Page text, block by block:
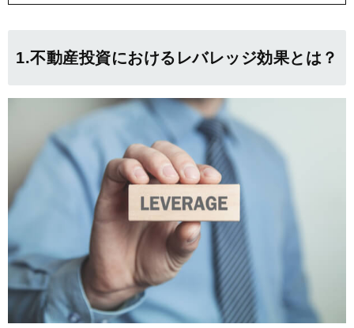
1.不動産投資におけるレバレッジ効果とは？